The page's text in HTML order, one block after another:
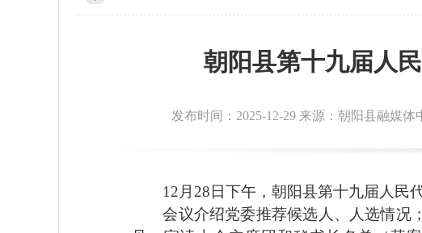
朝阳县第十九届人
发布时间：2025-12-29 来源：朝阳县融媒体
12月28日下午，朝阳县第十九届人民代
会议介绍党委推荐候选人、人选情况；